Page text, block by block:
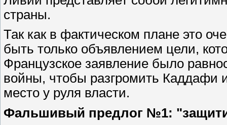
страны.
Так как в фактическом плане это
быть только объявлением цели,
Французское заявление было
войны, чтобы разгромить Каддафи
место у руля власти.
Фальшивый предлог №1: